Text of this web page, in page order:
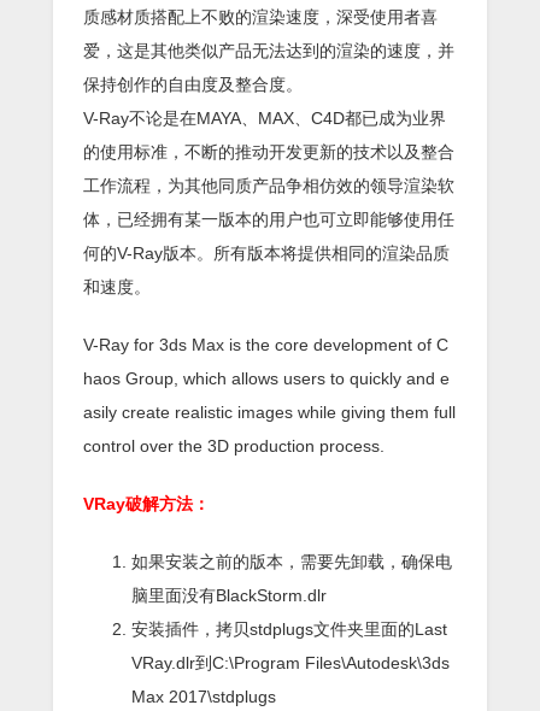
质感材质搭配上不败的渲染速度，深受使用者喜
爱，这是其他类似产品无法达到的渲染的速度，并
保持创作的自由度及整合度。
V-Ray不论是在MAYA、MAX、C4D都已成为业界
的使用标准，不断的推动开发更新的技术以及整合
工作流程，为其他同质产品争相仿效的领导渲染软
体，已经拥有某一版本的用户也可立即能够使用任
何的V-Ray版本。所有版本将提供相同的渲染品质
和速度。
V-Ray for 3ds Max is the core development of C
haos Group, which allows users to quickly and e
asily create realistic images while giving them full
control over the 3D production process.
VRay破解方法：
如果安装之前的版本，需要先卸载，确保电
脑里面没有BlackStorm.dlr
安装插件，拷贝stdplugs文件夹里面的Last
VRay.dlr到C:\Program Files\Autodesk\3ds
Max 2017\stdplugs